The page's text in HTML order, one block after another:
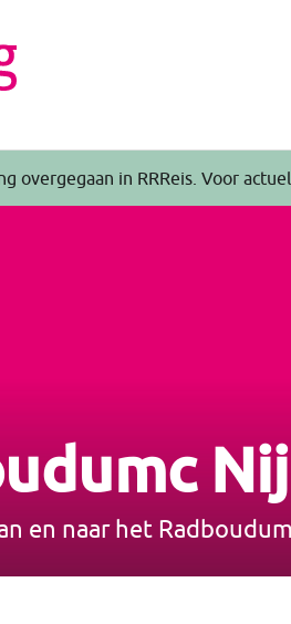
overgegaan in RRReis. Voor
en naar het